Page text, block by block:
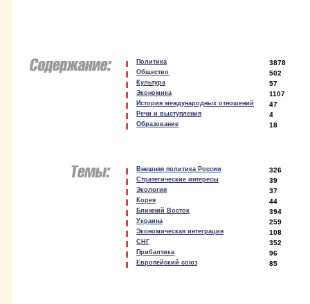
Политика 3878
Общество 502
Культура 57
Экономика 1107
История международных отношений 47
Речи и выступления 4
Образование 18
Внешняя политика России 326
Стратегические интересы 39
Экология 37
Корея 44
Ближний Восток 394
Украина 259
Экономическая интеграция 108
СНГ 352
Прибалтика 96
Европейский союз 85